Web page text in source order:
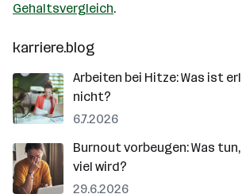
Gehaltsvergleich.
karriere.blog
Arbeiten bei Hitze: Was ist
nicht?
6.7.2026
Burnout vorbeugen: Was
viel wird?
29.6.2026